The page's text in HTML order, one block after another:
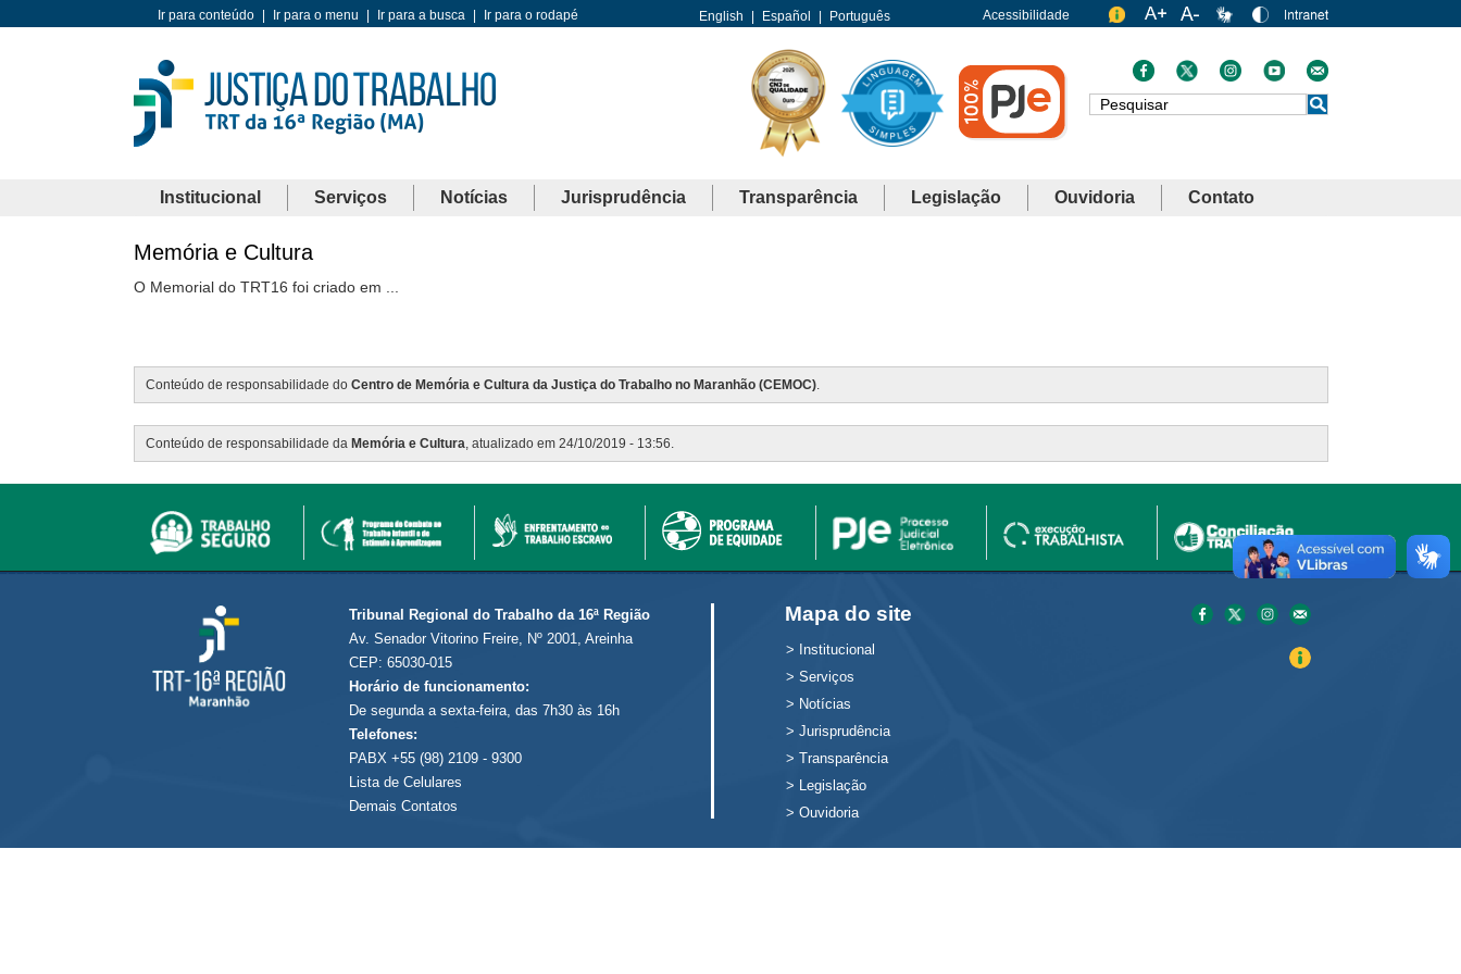
Ir para conteúdo Ir para o menu Ir para a busca Ir para o rodapé English Español Português Acessibilidade
Busca
Institucional Serviços Notícias Jurisprudência Transparência Legislação Ouvidoria Contato
Memória e Cultura
O Memorial do TRT16 foi criado em ...
Conteúdo de responsabilidade do Centro de Memória e Cultura da Justiça do Trabalho no Maranhão (CEMOC).
Conteúdo de responsabilidade da Memória e Cultura, atualizado em 24/10/2019 - 13:56.
Tribunal Regional do Trabalho da 16ª Região
Av. Senador Vitorino Freire, Nº 2001, Areinha
CEP: 65030-015
Horário de funcionamento:
De segunda a sexta-feira, das 7h30 às 16h
Telefones:
PABX +55 (98) 2109 - 9300
Lista de Celulares
Demais Contatos
Mapa do site
> Institucional
> Serviços
> Notícias
> Jurisprudência
> Transparência
> Legislação
> Ouvidoria